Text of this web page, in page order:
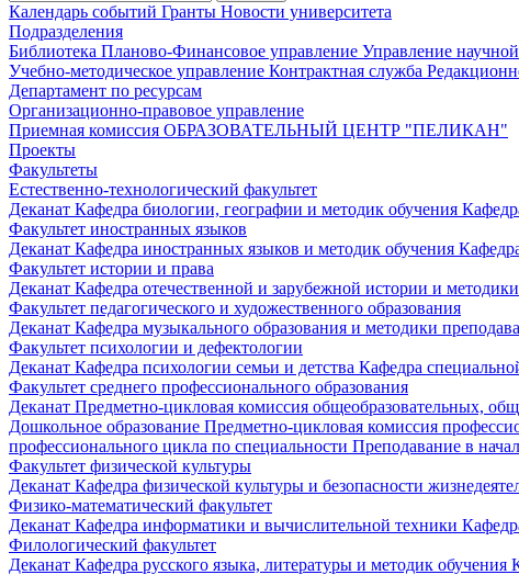
Календарь событий Гранты Новости университета
Подразделения
Библиотека Планово-Финансовое управление Управление
Учебно-методическое управление Контрактная служба
Департамент по ресурсам
Организационно-правовое управление
Приемная комиссия ОБРАЗОВАТЕЛЬНЫЙ ЦЕНТР "ПЕЛИКАН"
Проекты
Факультеты
Естественно-технологический факультет
Деканат Кафедра биологии, географии и методик обучения
Факультет иностранных языков
Деканат Кафедра иностранных языков и методик обучения
Факультет истории и права
Деканат Кафедра отечественной и зарубежной истории и
Факультет педагогического и художественного образования
Деканат Кафедра музыкального образования и методики
Факультет психологии и дефектологии
Деканат Кафедра психологии семьи и детства Кафедра
Факультет среднего профессионального образования
Деканат Предметно-цикловая комиссия общеобразовательных,
Дошкольное образование Предметно-цикловая комиссия
профессионального цикла по специальности Преподавание в
Факультет физической культуры
Деканат Кафедра физической культуры и безопасности
Физико-математический факультет
Деканат Кафедра информатики и вычислительной техники
Филологический факультет
Деканат Кафедра русского языка, литературы и методик обучения